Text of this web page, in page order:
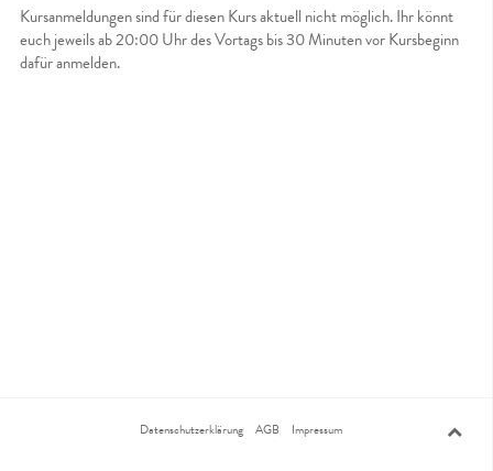
Kursanmeldungen sind für diesen Kurs aktuell nicht möglich. Ihr könnt
euch jeweils ab 20:00 Uhr des Vortags bis 30 Minuten vor Kursbeginn
dafür anmelden.
Datenschutzerklärung AGB Impressum